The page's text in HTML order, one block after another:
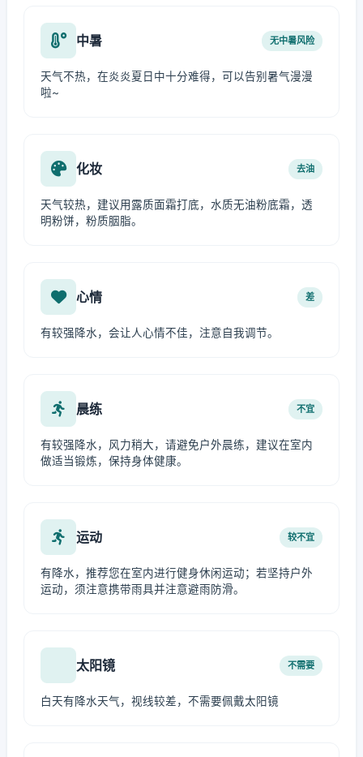
中暑 无中暑风险
天气不热，在炎炎夏日中十分难得，可以告别暑气漫漫
啦~
化妆 去油
天气较热，建议用露质面霜打底，水质无油粉底霜，透
明粉饼，粉质胭脂。
心情 差
有较强降水，会让人心情不佳，注意自我调节。
晨练 不宜
有较强降水，风力稍大，请避免户外晨练，建议在室内
做适当锻炼，保持身体健康。
运动 较不宜
有降水，推荐您在室内进行健身休闲运动；若坚持户外
运动，须注意携带雨具并注意避雨防滑。
太阳镜 不需要
白天有降水天气，视线较差，不需要佩戴太阳镜